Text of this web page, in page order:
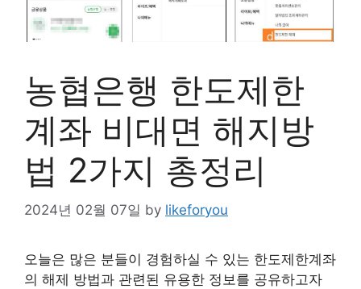
농협은행 한도제한
계좌 비대면 해지방
법 2가지 총정리
2024년 02월 07일 by likeforyou
오늘은 많은 분들이 경험하실 수 있는 한도제한계좌
의 해제 방법과 관련된 유용한 정보를 공유하고자